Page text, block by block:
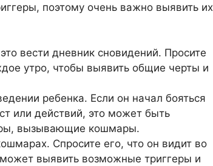
поэтому очень важно выявить их
вести дневник сновидений. Просите
утро, чтобы выявить общие черты и
ребенка. Если он начал бояться
или действий, это может быть
вызывающие кошмары.
Спросите его, что он видит во
выявить возможные триггеры и